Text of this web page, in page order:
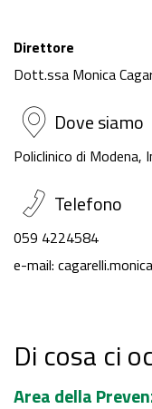
Direttore
Dott.ssa Monica
Dove siamo
Policlinico di Modena,
Telefono
059 4224584
e-mail:
Di cosa ci
Area della